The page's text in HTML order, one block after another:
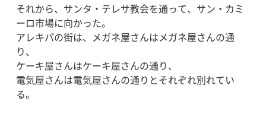
それから、サンタ・テレサ教会を通って、サン・カミ
ーロ市場に向かった。
アレキパの街は、メガネ屋さんはメガネ屋さんの通
り、
ケーキ屋さんはケーキ屋さんの通り、
電気屋さんは電気屋さんの通りとそれぞれ別れてい
る。